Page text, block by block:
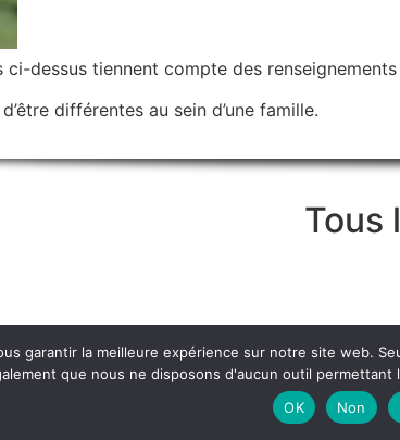
dessus tiennent compte des
différentes au sein d’une famille.
Tous
corso , refuge ,saintmalo,
garantir la meilleure expérience sur notre site web.
que nous ne disposons d'aucun outil
OK
Non